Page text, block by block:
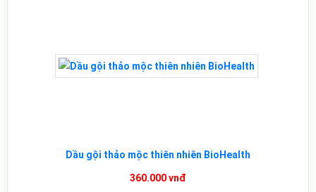
Dầu gội thảo mộc thiên nhiên BioHealth
360.000 vnđ